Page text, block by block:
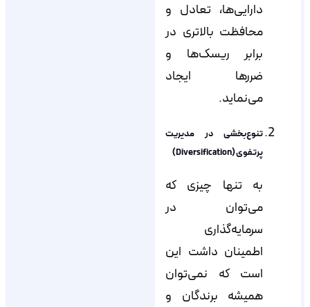
دارایی‌ها، تعادل و
محافظت بالاتری در
برابر ریسک‌ها و
ضررها ایجاد
می‌نماید.
تنوع‌بخشی در مدیریت
پرتفوی (Diversification)
به تنها چیزی که
می‌توان در
سرمایه‌گذاری
اطمینان داشت این
است که نمی‌توان
همیشه برندگان و